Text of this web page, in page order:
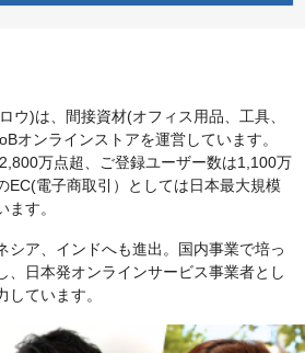
ウ)は、間接資材(オフィス用品、工具、
オンラインストアを運営しています。
万点超、ご登録ユーザー数は1,100万
EC(電子商取引）としては日本最大規模
す。
シア、インドへも進出。国内事業で培っ
、日本発オンラインサービス事業者とし
ています。